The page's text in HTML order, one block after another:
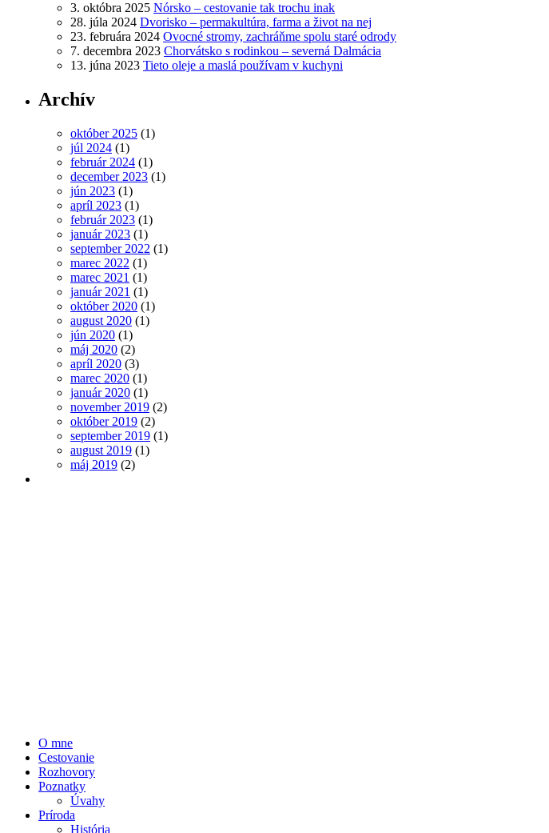
3. októbra 2025 Nórsko – cestovanie tak trochu inak
28. júla 2024 Dvorisko – permakultúra, farma a život na nej
23. februára 2024 Ovocné stromy, zachráňme spolu staré odrody
7. decembra 2023 Chorvátsko s rodinkou – severná Dalmácia
13. júna 2023 Tieto oleje a maslá používam v kuchyni
Archív
október 2025 (1)
júl 2024 (1)
február 2024 (1)
december 2023 (1)
jún 2023 (1)
apríl 2023 (1)
február 2023 (1)
január 2023 (1)
september 2022 (1)
marec 2022 (1)
marec 2021 (1)
január 2021 (1)
október 2020 (1)
august 2020 (1)
jún 2020 (1)
máj 2020 (2)
apríl 2020 (3)
marec 2020 (1)
január 2020 (1)
november 2019 (2)
október 2019 (2)
september 2019 (1)
august 2019 (1)
máj 2019 (2)
O mne
Cestovanie
Rozhovory
Poznatky
Úvahy
Príroda
História